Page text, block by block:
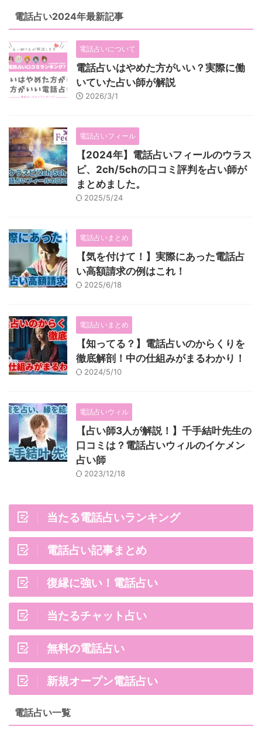
電話占い2024年最新記事
電話占いについて
電話占いはやめた方がいい？実際に働
いていた占い師が解説
2026/3/1
電話占いフィール
【2024年】電話占いフィールのウラス
ピ、2ch/5chの口コミ評判を占い師が
まとめました。
2025/5/24
電話占いまとめ
【気を付けて！】実際にあった電話占
い高額請求の例はこれ！
2025/6/18
電話占いまとめ
【知ってる？】電話占いのからくりを
徹底解剖！中の仕組みがまるわかり！
2024/5/10
電話占いウィル
【占い師3人が解説！】千手結叶先生の
口コミは？電話占いウィルのイケメン
占い師
2023/12/18
当たる電話占いランキング
電話占い記事まとめ
復縁に強い！電話占い
当たるチャット占い
無料の電話占い
新規オープン電話占い
電話占い一覧